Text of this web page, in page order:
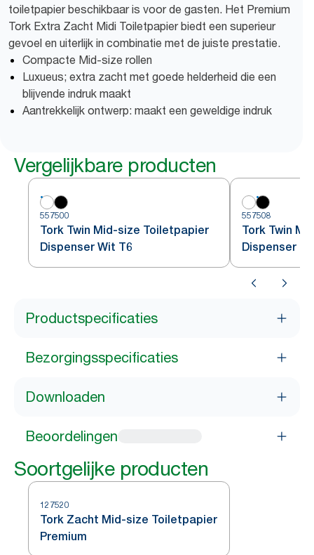
toiletpapier beschikbaar is voor de gasten. Het Premium
Tork Extra Zacht Midi Toiletpapier biedt een superieur
gevoel en uiterlijk in combinatie met de juiste prestatie.
Compacte Mid-size rollen
Luxueus; extra zacht met goede helderheid die een
blijvende indruk maakt
Aantrekkelijk ontwerp: maakt een geweldige indruk
Vergelijkbare producten
557500
Tork Twin Mid-size Toiletpapier
Dispenser Wit T6
557508
Tork Twin
Dispenser
Productspecificaties
Bezorgingsspecificaties
Downloaden
Beoordelingen
Soortgelijke producten
127520
Tork Zacht Mid-size Toiletpapier
Premium